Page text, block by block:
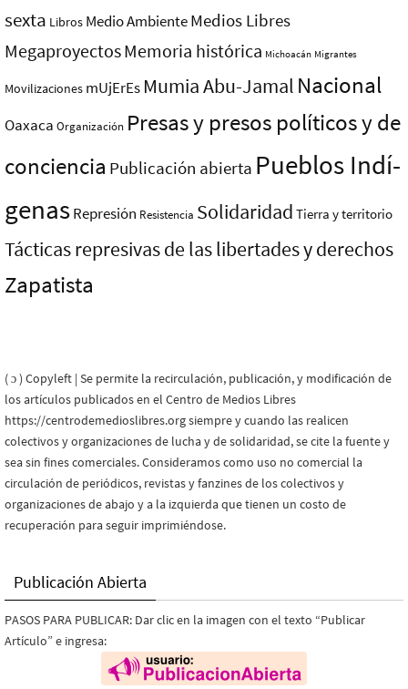
sexta Libros Medio AmbienteMedios Libres
MegaproyectosMemoria histórica Michoacán Migrantes
Movilizaciones mUjErEs Mumia Abu-Jamal Nacional
Oaxaca Organización Presas y presos polí­ticos y de
conciencia Publicación abierta Pueblos Indí­
genasRepresión Resistencia Solidaridad Tierra y territorio
Tácticas represivas de las libertades y derechos
Zapatista
( ɔ ) Copyleft | Se permite la recirculación, publicación, y modificación de
los artículos publicados en el Centro de Medios Libres
https://centrodemedioslibres.org siempre y cuando las realicen
colectivos y organizaciones de lucha y de solidaridad, se cite la fuente y
sea sin fines comerciales. Consideramos como uso no comercial la
circulación de periódicos, revistas y fanzines de los colectivos y
organizaciones de abajo y a la izquierda que tienen un costo de
recuperación para seguir imprimiéndose.
Publicación Abierta
PASOS PARA PUBLICAR: Dar clic en la imagen con el texto “Publicar
Artículo” e ingresa: